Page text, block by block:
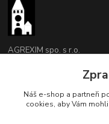
AGREXIM spo. s r.o.
493 532727, 608
(Po-Pá, 8-15 hod.)
Náš e-shop a partneři
cookies, aby Vám